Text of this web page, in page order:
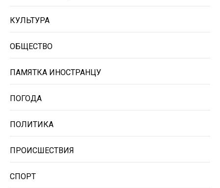
КУЛЬТУРА
ОБЩЕСТВО
ПАМЯТКА ИНОСТРАНЦУ
ПОГОДА
ПОЛИТИКА
ПРОИСШЕСТВИЯ
СПОРТ